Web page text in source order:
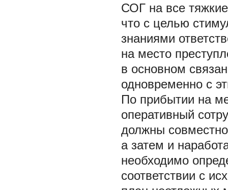
СОГ на все
что с целью
знаниями
на место
в основном
одновременно с
По прибытии на
оперативный
должны
а затем и
необходимо
соответствии с